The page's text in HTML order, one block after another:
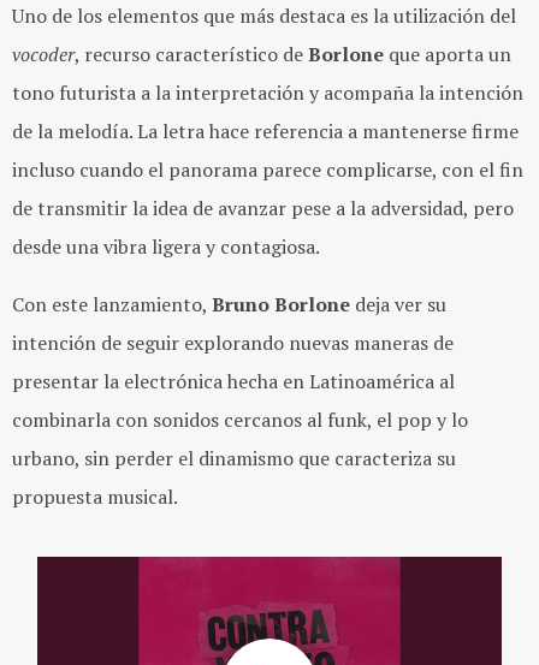
Uno de los elementos que más destaca es la utilización del
vocoder, recurso característico deBorlone que aporta un
tono futurista a la interpretación y acompaña la intención
de la melodía. La letra hace referencia a mantenerse firme
incluso cuando el panorama parece complicarse, con el fin
de transmitir la idea de avanzar pese a la adversidad, pero
desde una vibra ligera y contagiosa.
Con este lanzamiento, Bruno Borlone deja ver su
intención de seguir explorando nuevas maneras de
presentar la electrónica hecha en Latinoamérica al
combinarla con sonidos cercanos al funk, el pop y lo
urbano, sin perder el dinamismo que caracteriza su
propuesta musical.